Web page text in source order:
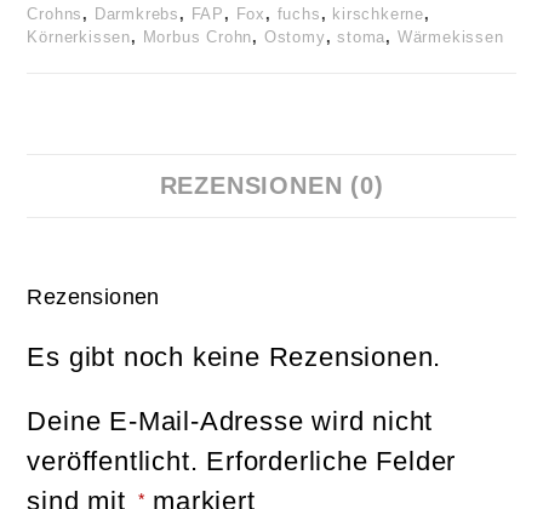
Crohns , Darmkrebs , FAP , Fox , fuchs , kirschkerne,
Körnerkissen, Morbus Crohn, Ostomy ,stoma, Wärmekissen
REZENSIONEN (0)
Rezensionen
Es gibt noch keine Rezensionen.
Deine E-Mail-Adresse wird nicht
veröffentlicht. Erforderliche Felder
sind mit
* markiert